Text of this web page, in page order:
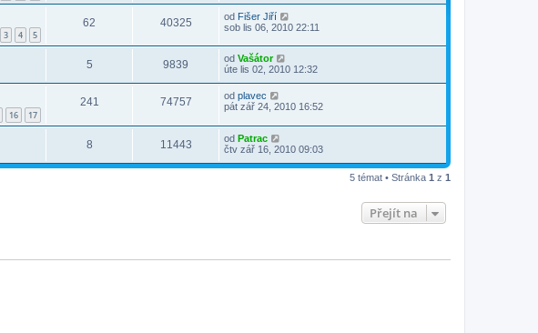
3 4 5
62 40325 od Fišer Jiří
sob lis 06, 2010 22:11
5 9839 od Vašátor
úte lis 02, 2010 12:32
16 17
241 74757 od plavec
pát zář 24, 2010 16:52
8 11443 od Patrac
čtv zář 16, 2010 09:03
5 témat • Stránka 1 z 1
Přejít na